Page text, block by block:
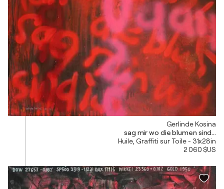
Gerlinde Kosina
sag mir wo die blumen sind...
Huile, Graffiti sur Toile - 31x28in
2 060 $US